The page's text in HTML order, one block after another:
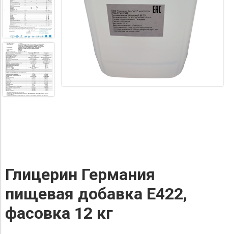
Глицерин Германия
пищевая добавка Е422,
фасовка 12 кг